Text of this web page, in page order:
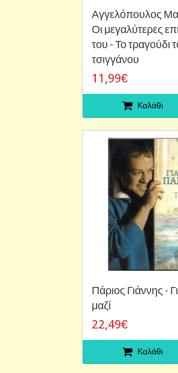
Αγγελόπουλος
Οι μεγαλύτερες
του - Το τραγούδι
τσιγγάνου
11,99€
Καλάθι
Πάριος Γιάννης -
μαζί
22,49€
Καλάθι